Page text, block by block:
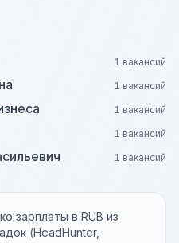
1 вакансий
1 вакансий
1 вакансий
1 вакансий
1 вакансий
зарплаты в RUB из
(HeadHunter,